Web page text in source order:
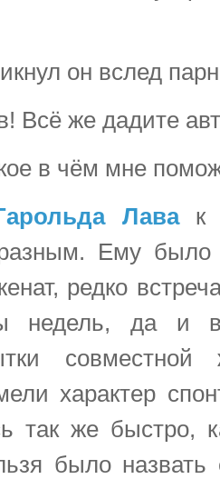
он вслед
Всё же дадите
в чём мне
Лавак
Ему было
редко
недель, да и
совместной
характер
так же быстро,
было назвать